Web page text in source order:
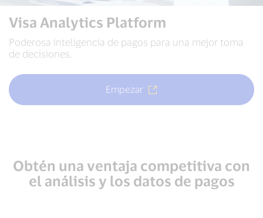
Visa Analytics Platform
Poderosa inteligencia de pagos para una mejor toma
de decisiones.
Empezar
Obtén una ventaja competitiva con
el análisis y los datos de pagos